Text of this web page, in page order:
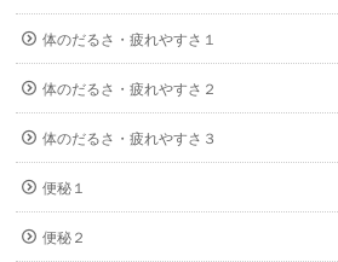
体のだるさ・疲れやすさ１
体のだるさ・疲れやすさ２
体のだるさ・疲れやすさ３
便秘１
便秘２